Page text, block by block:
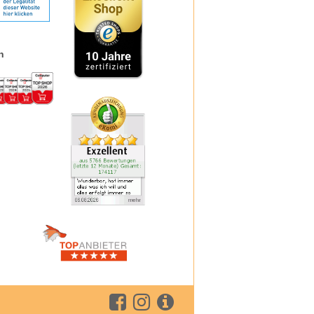
Formoline L112
Formigran
GeloMyrtol forte
Granu Fink
Hansepharm Powereiweiss
Hautfit
Iberogast
Klimaktoplant
Klosterfrau
Kneipp
Kytta
La Roche-Posay
Layenberger
Lemon Pharma
Loceryl
Louis Widmer
Medipharma Cosmetics
Meditonsin
Nasic